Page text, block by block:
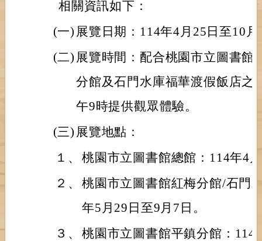
相關資訊如下：
(一) 展覽日期：114年4月25日至10
(二) 展覽時間：配合桃園市立圖書館
分館及石門水庫福華渡假飯店之
午9時提供觀眾體驗。
(三) 展覽地點：
１、 桃園市立圖書館總館：114年4
２、 桃園市立圖書館紅梅分館/石門
年5月29日至9月7日。
３、 桃園市立圖書館平鎮分館：114